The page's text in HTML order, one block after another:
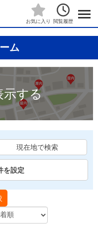
お気に入り 閲覧履歴
ム
示する
現在地で検索
を設定